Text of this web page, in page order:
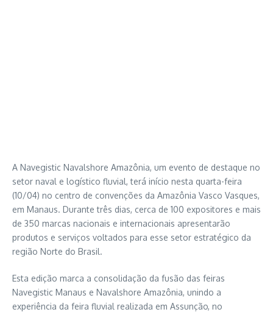
A Navegistic Navalshore Amazônia, um evento de destaque no
setor naval e logístico fluvial, terá início nesta quarta-feira
(10/04) no centro de convenções da Amazônia Vasco Vasques,
em Manaus. Durante três dias, cerca de 100 expositores e mais
de 350 marcas nacionais e internacionais apresentarão
produtos e serviços voltados para esse setor estratégico da
região Norte do Brasil.
Esta edição marca a consolidação da fusão das feiras
Navegistic Manaus e Navalshore Amazônia, unindo a
experiência da feira fluvial realizada em Assunção, no